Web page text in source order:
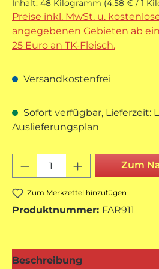
Inhalt: 48 Kilogramm (4,58 € / 1
Preise inkl. MwSt. u.
angegebenen Gebieten ab
25 Euro an TK-Fleisch.
Versandkostenfrei
Sofort verfügbar, Lieferzeit:
Auslieferungsplan
Produkt Anzahl: Gib
Zum
Zum Merkzettel hinzufügen
Produktnummer: FAR911
Beschreibung